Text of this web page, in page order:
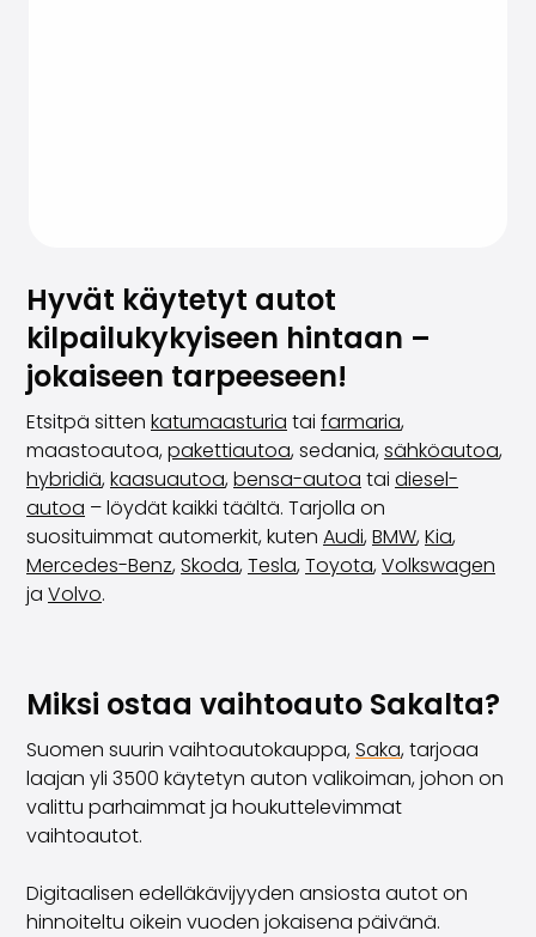
Hyvät käytetyt autot
kilpailukykyiseen hintaan –
jokaiseen tarpeeseen!
Etsitpä sitten katumaasturia tai farmaria,
maastoautoa,pakettiautoa, sedania,sähköautoa,
hybridiä,kaasuautoa,bensa-autoa tai diesel-
autoa – löydät kaikki täältä. Tarjolla on
suosituimmat automerkit, kuten Audi,BMW,Kia,
Mercedes-Benz,Skoda,Tesla,Toyota,Volkswagen
ja Volvo.
Miksi ostaa vaihtoauto Sakalta?
Suomen suurin vaihtoautokauppa,Saka, tarjoaa
laajan yli 3500 käytetyn auton valikoiman, johon on
valittu parhaimmat ja houkuttelevimmat
vaihtoautot.
Digitaalisen edelläkävijyyden ansiosta autot on
hinnoiteltu oikein vuoden jokaisena päivänä.